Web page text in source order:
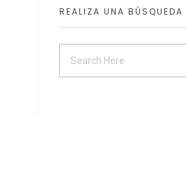
REALIZA UNA BÚSQUEDA